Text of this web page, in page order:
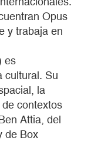
Opus
y trabaja en
es
cultural. Su
la
contextos
Attia, del
de Box